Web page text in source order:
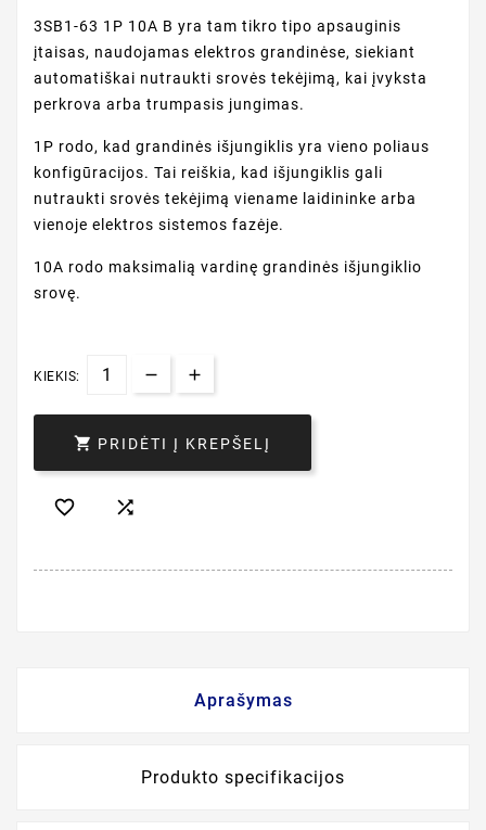
3SB1-63 1P 10A B yra tam tikro tipo apsauginis
įtaisas, naudojamas elektros grandinėse, siekiant
automatiškai nutraukti srovės tekėjimą, kai įvyksta
perkrova arba trumpasis jungimas.
1P rodo, kad grandinės išjungiklis yra vieno poliaus
konfigūracijos. Tai reiškia, kad išjungiklis gali
nutraukti srovės tekėjimą viename laidininke arba
vienoje elektros sistemos fazėje.
10A rodo maksimalią vardinę grandinės išjungiklio
srovę.
KIEKIS:
 PRIDĖTI Į KREPŠELĮ
 
Aprašymas
Produkto specifikacijos